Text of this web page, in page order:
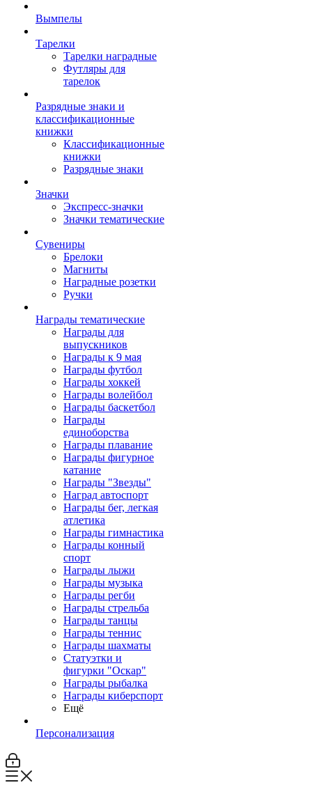
Вымпелы
Тарелки
Тарелки наградные
Футляры для
тарелок
Разрядные знаки и
классификационные
книжки
Классификационные
книжки
Разрядные знаки
Значки
Экспресс-значки
Значки тематические
Сувениры
Брелоки
Магниты
Наградные розетки
Ручки
Награды тематические
Награды для
выпускников
Награды к 9 мая
Награды футбол
Награды хоккей
Награды волейбол
Награды баскетбол
Награды
единоборства
Награды плавание
Награды фигурное
катание
Награды "Звезды"
Наград автоспорт
Награды бег, легкая
атлетика
Награды гимнастика
Награды конный
спорт
Награды лыжи
Награды музыка
Награды регби
Награды стрельба
Награды танцы
Награды теннис
Награды шахматы
Статуэтки и
фигурки "Оскар"
Награды рыбалка
Награды киберспорт
Ещё
Персонализация